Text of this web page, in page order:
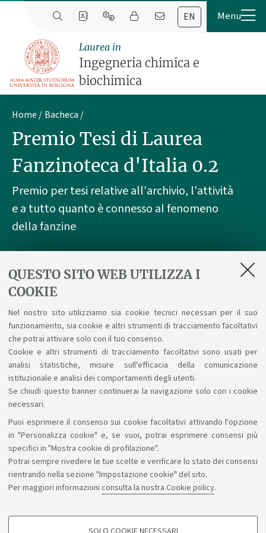
QUESTO SITO WEB UTILIZZA I
COOKIE
Nel nostro sito utilizziamo sia cookie tecnici necessari per il suo
funzionamento, sia cookie e altri strumenti di tracciamento facoltativi
che potrai attivare solo con il tuo consenso.
Cookie e altri strumenti di tracciamento facoltativi sono usati per
analisi statistiche, misure sull'efficacia della comunicazione
istituzionale e analisi dei comportamenti degli utenti.
Se chiudi questo banner continuerai la navigazione solo con i cookie
necessari.
Puoi esprimere il consenso sui cookie facoltativi attivando l'opzione
in "Personalizza cookie" e, se vuoi, potrai esprimere consensi più
specifici in "Mostra cookie di profilazione".
Potrai sempre rivedere le tue scelte e verificare lo stato dei consensi
rientrando nella sezione "Impostazione cookie" del sito.
Per maggiori informazioni consulta la nostra Cookie policy.
EN
Laurea in
Ingegneria chimica e
biochimica
Home Bacheca
Premio Tesi di Laurea
Fanzinoteca d'Italia 0.2
Premio per tesi relative all'archivio, l'attività
e a tutto quanto è connesso al fenomeno
della fanzine
Pubblicato il06 maggio 2026
relative all'archivio, l'attività e a tutto quanto è
connesso al fenomeno della fanzine. Scadenza: 31
luglio. Link
Sosteniamo il diritto alla conoscenza
Seguici su: